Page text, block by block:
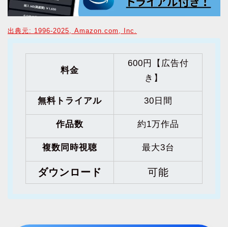
出典元: 1996-2025, Amazon.com, Inc.
料金
600円【広告付
き】
無料トライアル 30日間
作品数 約1万作品
複数同時視聴 最大3台
ダウンロード 可能